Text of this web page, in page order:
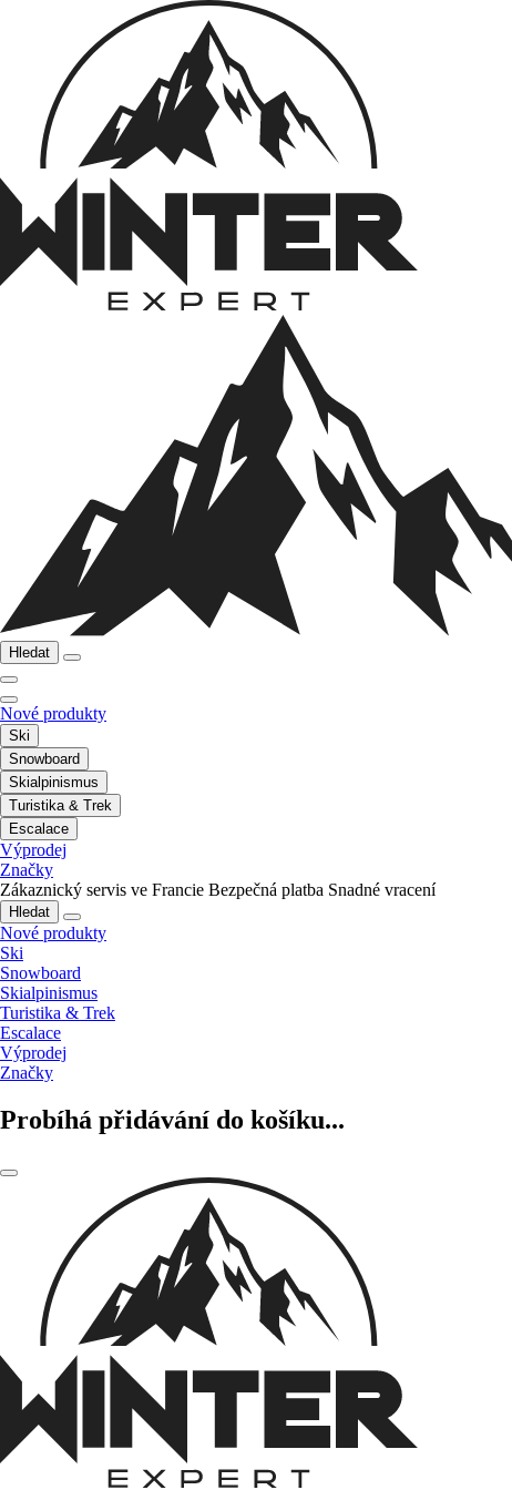
Hledat
Nové produkty
Ski
Snowboard
Skialpinismus
Turistika & Trek
Escalace
Výprodej
Značky
Zákaznický servis ve Francie Bezpečná platba Snadné vracení
Hledat
Nové produkty
Ski
Snowboard
Skialpinismus
Turistika & Trek
Escalace
Výprodej
Značky
Probíhá přidávání do košíku...